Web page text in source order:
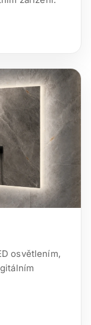
osvětlením,